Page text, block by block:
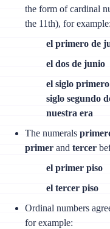
the form of cardinal
the 11th), for example:
el primero de
el dos de junio
el siglo
siglo segundo
nuestra era
The numerals
primer andtercer
el primer piso
el tercer piso
Ordinal numbers
for example: